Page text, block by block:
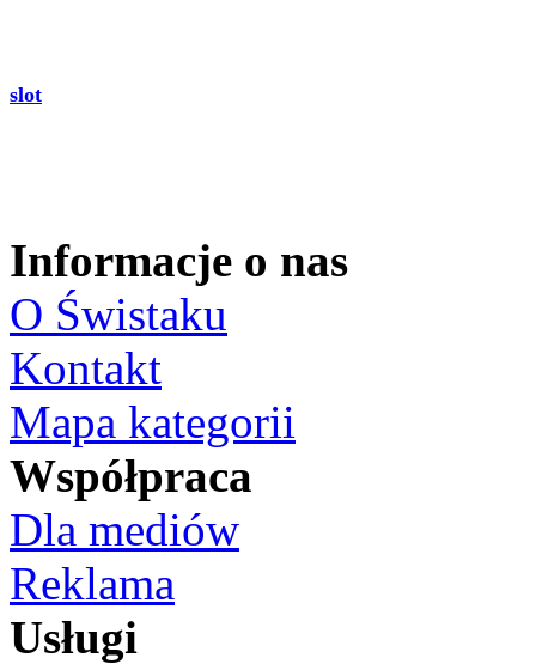
slot
Informacje o nas
O Świstaku
Kontakt
Mapa kategorii
Współpraca
Dla mediów
Reklama
Usługi